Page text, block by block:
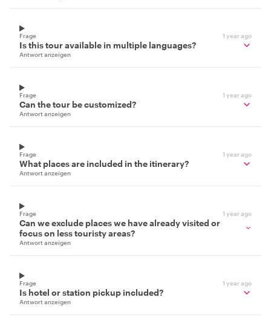
Frage 1 year ago
Is this tour available in multiple languages?
Antwort anzeigen
Frage 1 year ago
Can the tour be customized?
Antwort anzeigen
Frage 1 year ago
What places are included in the itinerary?
Antwort anzeigen
Frage 1 year ago
Can we exclude places we have already visited or
focus on less touristy areas?
Antwort anzeigen
Frage 1 year ago
Is hotel or station pickup included?
Antwort anzeigen